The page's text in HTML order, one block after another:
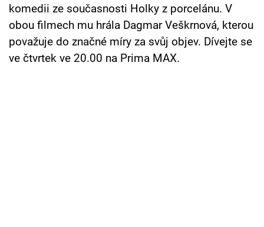
Přihlášení
komedii ze současnosti Holky z porcelánu. V
obou filmech mu hrála Dagmar Veškrnová, kterou
považuje do značné míry za svůj objev. Dívejte se
ve čtvrtek ve 20.00 na Prima MAX.